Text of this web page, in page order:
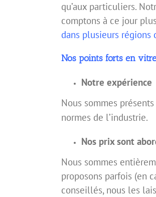
qu’aux particuliers.
comptons à ce jour
dans plusieurs régions
Nos points forts en
Notre expérience
Nous sommes
normes de l’industrie.
Nos prix sont
Nous sommes
proposons parfois (en
conseillés, nous les